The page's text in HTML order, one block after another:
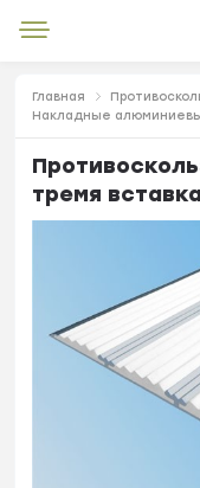
Главная
Накладные
тремя